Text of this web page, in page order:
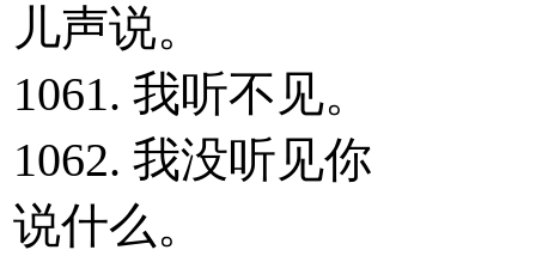
儿声说。
1061. 我听不见。
1062. 我没听见你
说什么。